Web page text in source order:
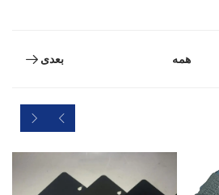
همه بعدی